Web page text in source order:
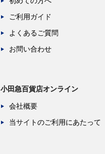
ご利用ガイド
よくあるご質問
お問い合わせ
小田急百貨店オンライン
会社概要
当サイトのご利用にあたって